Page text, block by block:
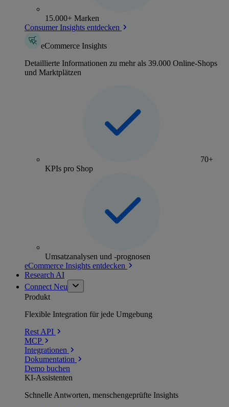
15.000+ Marken
Consumer Insights entdecken
eCommerce Insights
Detaillierte Informationen zu mehr als 39.000 Online-Shops
und Marktplätzen
70+
KPIs pro Shop
Umsatzanalysen und -prognosen
eCommerce Insights entdecken
Research AI
Connect Neu
Produkt
Flexible Integration für jede Umgebung
Rest API
MCP
Integrationen
Dokumentation
Demo buchen
KI-Assistenten
Schnelle Antworten, menschengeprüfte Insights